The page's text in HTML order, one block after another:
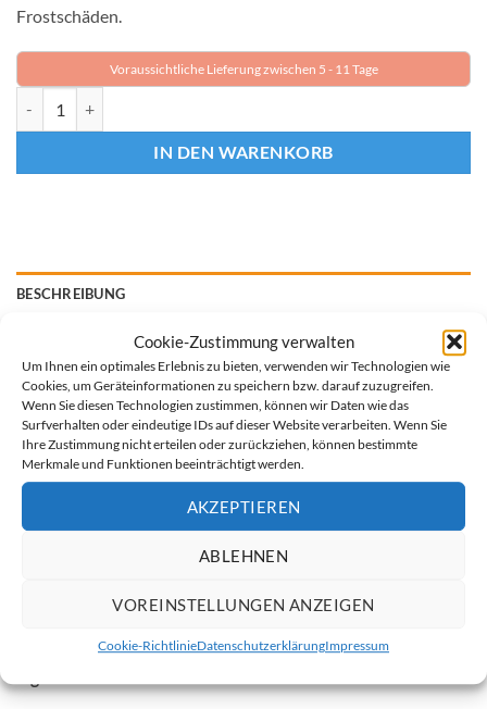
Cookie-Zustimmung verwalten
Um Ihnen ein optimales Erlebnis zu bieten, verwenden wir Technologien wie
Cookies, um Geräteinformationen zu speichern bzw. darauf zuzugreifen.
Wenn Sie diesen Technologien zustimmen, können wir Daten wie das
Surfverhalten oder eindeutige IDs auf dieser Website verarbeiten. Wenn Sie
Ihre Zustimmung nicht erteilen oder zurückziehen, können bestimmte
Merkmale und Funktionen beeinträchtigt werden.
AKZEPTIEREN
ABLEHNEN
VOREINSTELLUNGEN ANZEIGEN
Cookie-RichtlinieDatenschutzerklärungImpressum
Frostschäden.
Voraussichtliche Lieferung zwischen 5 - 11 Tage
IN DEN WARENKORB
BESCHREIBUNG
Eisdruckpolster – 50 cm, schwarz, robust &
FCKW-frei
Dieses hochwertige Eisdruckpolster aus schwarzem
Polyethylen schützt Ihren Pool zuverlässig vor Frostschäden.
Es ist mit Sand befüllt, kommt ohne Ausschäumung aus und
ist dadurch vollständig FCKW-frei. Die schwarze Oberfläche
sorgt für eine stärkere Wärmeaufnahme, was die Eisbildung
lässt es sich flexibel erweitern und an jede Poolgröße